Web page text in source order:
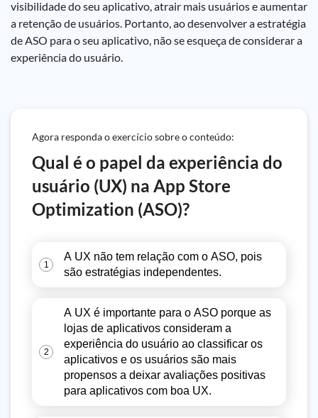
visibilidade do seu aplicativo, atrair mais usuários e aumentar
a retenção de usuários. Portanto, ao desenvolver a estratégia
de ASO para o seu aplicativo, não se esqueça de considerar a
experiência do usuário.
Agora responda o exercício sobre o conteúdo:
Qual é o papel da experiência do
usuário (UX) na App Store
Optimization (ASO)?
1
A UX não tem relação com o ASO, pois
são estratégias independentes.
2
A UX é importante para o ASO porque as
lojas de aplicativos consideram a
experiência do usuário ao classificar os
aplicativos e os usuários são mais
propensos a deixar avaliações positivas
para aplicativos com boa UX.